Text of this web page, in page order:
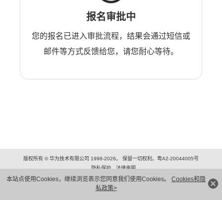
本站点使用Cookies，继续浏览表示您同意我们使用Cookies。 Cookies和隐
私政策>
报名审批中
您的报名已进入审批流程，结果会通过短信或
邮件等方式反馈给您，请您耐心等待。
版权所有 © 华为技术有限公司 1998-2026。 保留一切权利。粤A2-20044005号
隐私保护
法律声明